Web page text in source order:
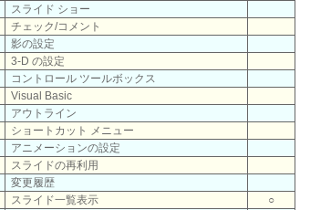
スライド ショー
チェック/コメント
影の設定
3-D の設定
コントロール ツールボックス
Visual Basic
アウトライン
ショートカット メニュー
アニメーションの設定
スライドの再利用
変更履歴
スライド一覧表示
○